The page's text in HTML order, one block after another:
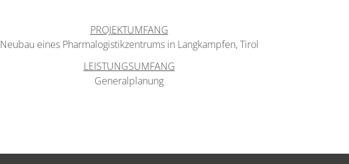
PROJEKTUMFANG
Neubau eines Pharmalogistikzentrums in Langkampfen, Tirol
LEISTUNGSUMFANG
Generalplanung